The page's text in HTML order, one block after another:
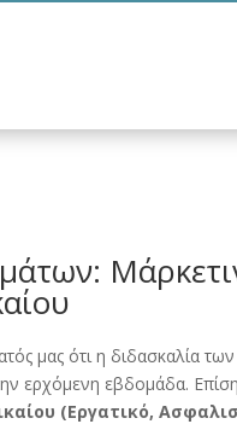
μας ότι η διδασκαλία
ερχόμενη εβδομάδα.
(Εργατικό,